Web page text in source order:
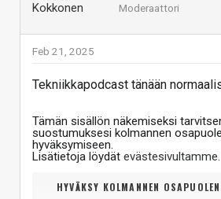
Moderaattori
Feb 21, 2025
Tekniikkapodcast tänään
Tämän sisällön näkemiseksi
suostumuksesi kolmannen
hyväksymiseen.
Lisätietoja löydät evästesivultamme
HYVÄKSY KOLMANNEN